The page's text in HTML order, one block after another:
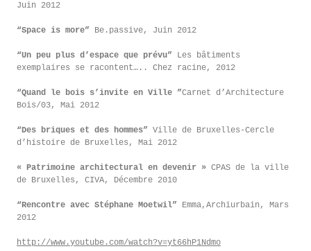
Juin 2012
“Space is more” Be.passive, Juin 2012
“Un peu plus d’espace que prévu” Les bâtiments
exemplaires se racontent….. Chez racine, 2012
“Quand le bois s’invite en Ville ”Carnet d’Architecture
Bois/03, Mai 2012
“Des briques et des hommes” Ville de Bruxelles-Cercle
d’histoire de Bruxelles, Mai 2012
« Patrimoine architectural en devenir » CPAS de la ville
de Bruxelles, CIVA, Décembre 2010
“Rencontre avec Stéphane Moetwil” Emma,Archiurbain, Mars
2012
http://www.youtube.com/watch?v=yt66hP1Ndmo